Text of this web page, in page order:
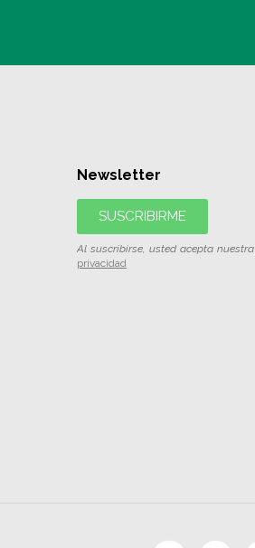
Newsletter
SUSCRIBIRME
Al suscribirse, usted acepta nuestra
privacidad